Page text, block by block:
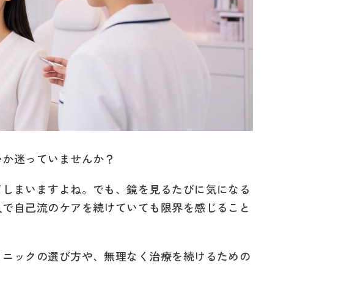
迷っていませんか？
まいますよね。でも、鏡を見るたびに気になる
自己流のケアを続けていても限界を感じること
ックの選び方や、無理なく治療を続けるための